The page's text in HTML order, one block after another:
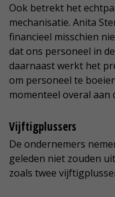
Ook betrekt het
mechanisatie. Anita
financieel misschien
dat ons personeel in
daarnaast werkt het
om personeel te
momenteel overal aan
Vijftigplussers
De ondernemers
geleden niet zouden
zoals twee